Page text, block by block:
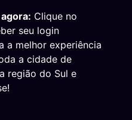
Clique no
seu login
a melhor experiência
a cidade de
região do Sul e